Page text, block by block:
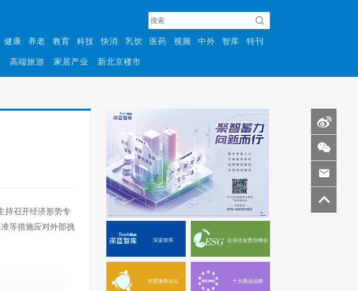
健康 养老 教育 科技 快消 乳饮 医药 视频 中外 智库 特刊
高端旅游 家居产业 新北京楼市
持召开经济形势专
等措施应对外部挑
深蓝智库 企业社会责任峰会
智慧康养论坛 十大商业品牌